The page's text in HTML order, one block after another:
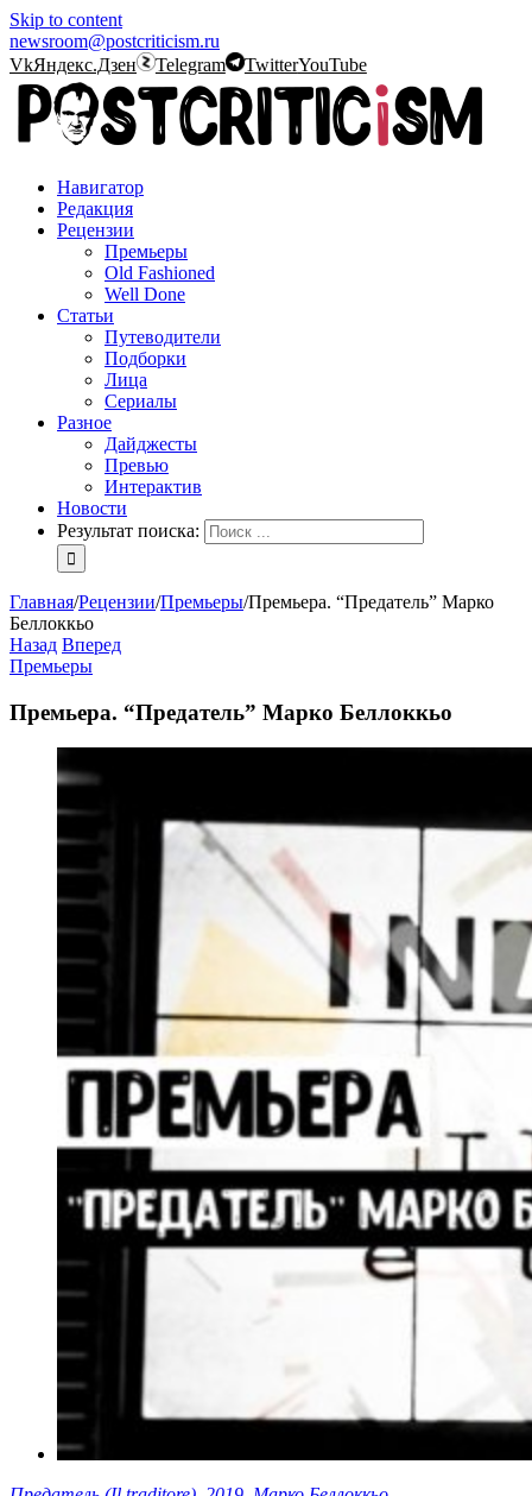
Skip to content
newsroom@postcriticism.ru
VkЯндекс.Дзен Telegram TwitterYouTube
Навигатор
Редакция
Рецензии
Премьеры
Old Fashioned
Well Done
Статьи
Путеводители
Подборки
Лица
Сериалы
Разное
Дайджесты
Превью
Интерактив
Новости
Результат поиска:
Главная/Рецензии/Премьеры/Премьера. “Предатель” Марко
Беллоккьо
Назад Вперед
Премьеры
Премьера. “Предатель” Марко Беллоккьо